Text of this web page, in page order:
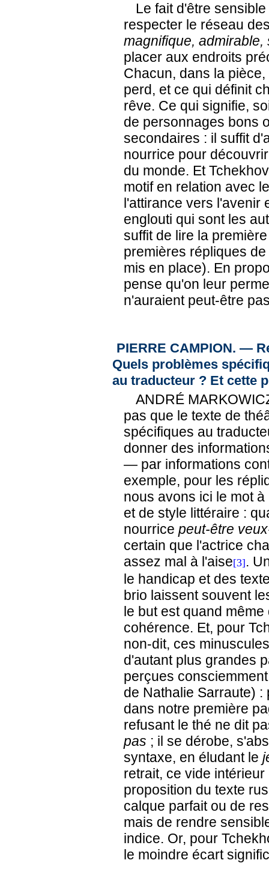
Le fait d'être
respecter le réseau
magnifique, admirable,
placer aux endroits
Chacun, dans la
perd, et ce qui définit
rêve. Ce qui signifie,
de personnages bons
secondaires : il suffit
nourrice pour
du monde. Et
motif en relation avec
l'attirance vers l'avenir
englouti qui sont les
suffit de lire la
premières répliques
mis en place). En
pense qu'on leur
n'auraient peut-être
PIERRE CAMPION. —
Quels problèmes
au traducteur ? Et cette
ANDRÉ
pas que le texte de
spécifiques au
donner des
— par informations
exemple, pour les
nous avons ici le mot
et de style littéraire :
nourrice peut-être
certain que l'actrice
assez mal à l'aise[3].
le handicap et des
brio laissent souvent
le but est quand
cohérence. Et, pour
non-dit, ces
d'autant plus grandes
perçues
de Nathalie Sarraute)
dans notre première
refusant le thé ne dit
pas ; il se dérobe,
syntaxe, en éludant le
retrait, ce vide
proposition du texte
calque parfait ou de
mais de rendre
indice. Or, pour
le moindre écart